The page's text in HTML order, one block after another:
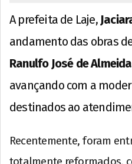
A prefeita de Laje,
andamento das obras
Ranulfo José de Almeida
avançando com a
destinados ao
Recentemente, foram